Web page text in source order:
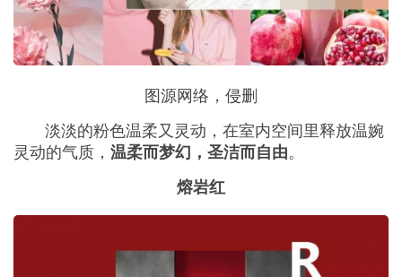
图源网络，侵删
淡淡的粉色温柔又灵动，在室内空间里释放温婉
灵动的气质， 温柔而梦幻，圣洁而自由。
熔岩红